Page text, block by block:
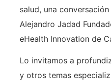
salud, una
Alejandro Jadad
eHealth Innovation de
Lo invitamos a
y otros temas